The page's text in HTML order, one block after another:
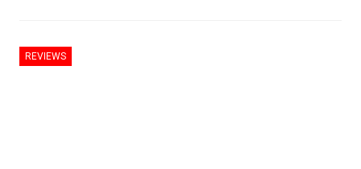
REVIEWS